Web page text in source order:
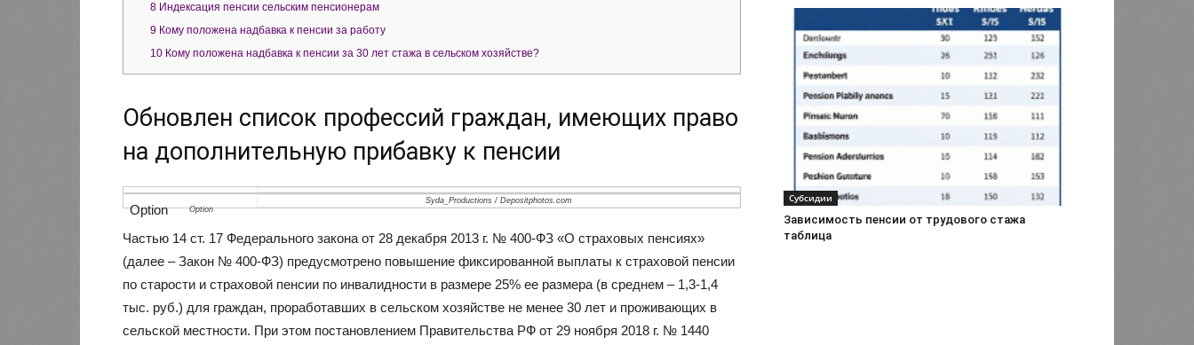
8 Индексация пенсии сельским пенсионерам
9 Кому положена надбавка к пенсии за работу
10 Кому положена надбавка к пенсии за 30 лет стажа в сельском хозяйстве?
Обновлен список профессий граждан, имеющих право
на дополнительную прибавку к пенсии
Syda_Productions / Depositphotos.com
Частью 14 ст. 17 Федерального закона от 28 декабря 2013 г. № 400-ФЗ «О страховых пенсиях»
(далее – Закон № 400-ФЗ) предусмотрено повышение фиксированной выплаты к страховой пенсии
по старости и страховой пенсии по инвалидности в размере 25% ее размера (в среднем – 1,3-1,4
тыс. руб.) для граждан, проработавших в сельском хозяйстве не менее 30 лет и проживающих в
сельской местности. При этом постановлением Правительства РФ от 29 ноября 2018 г. № 1440
Субсидии
Зависимость пенсии от трудового стажа
таблица